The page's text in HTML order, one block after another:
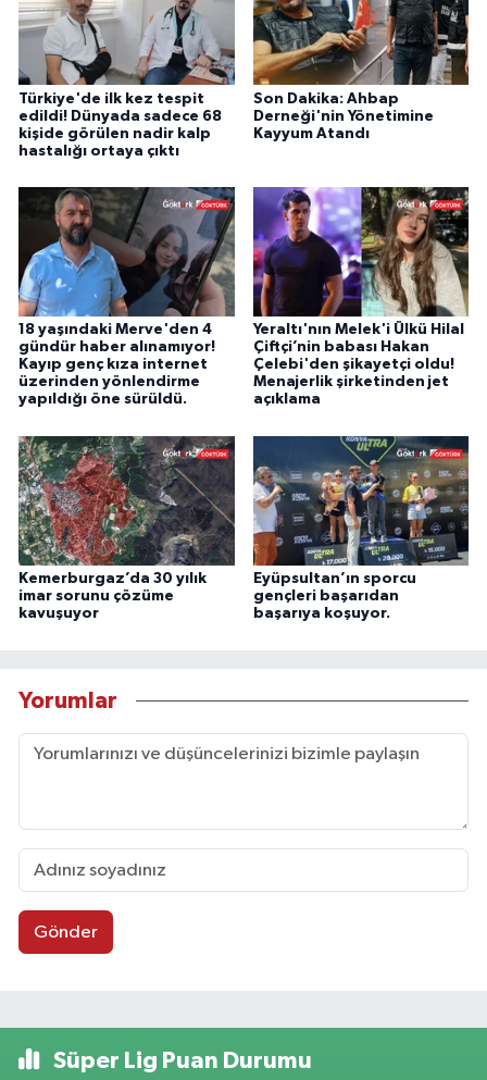
Türkiye'de ilk kez tespit
edildi! Dünyada sadece 68
kişide görülen nadir kalp
hastalığı ortaya çıktı
Son Dakika: Ahbap
Derneği'nin Yönetimine
Kayyum Atandı
18 yaşındaki Merve'den 4
gündür haber alınamıyor!
Kayıp genç kıza internet
üzerinden yönlendirme
yapıldığı öne sürüldü.
Yeraltı'nın Melek'i Ülkü Hilal
Çiftçi’nin babası Hakan
Çelebi'den şikayetçi oldu!
Menajerlik şirketinden jet
açıklama
Kemerburgaz’da 30 yılık
imar sorunu çözüme
kavuşuyor
Eyüpsultan’ın sporcu
gençleri başarıdan
başarıya koşuyor.
Yorumlar
Gönder
Süper Lig Puan Durumu